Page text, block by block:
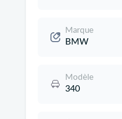
Marque
BMW
Modèle
340